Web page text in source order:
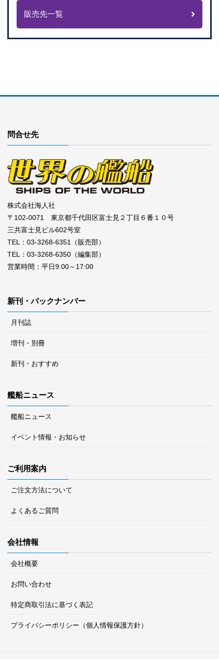
販売先一覧
問合せ先
株式会社海人社
〒102-0071 東京都千代田区富士見２丁目６番１０号
三共富士見ビル602号室
TEL：03-3268-6351（販売部）
TEL：03-3268-6350（編集部）
営業時間：平日9:00～17:00
新刊・バックナンバー
月刊誌
増刊・別冊
新刊・おすすめ
艦船ニュース
艦船ニュース
イベント情報・お知らせ
ご利用案内
ご注文方法について
よくあるご質問
会社情報
会社概要
お問い合わせ
特定商取引法に基づく表記
プライバシーポリシー（個人情報保護方針）